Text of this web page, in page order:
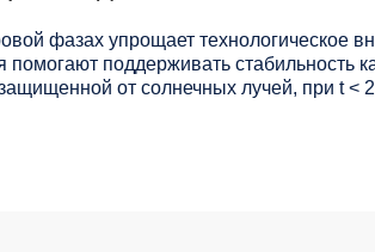
фазах упрощает технологическое
поддерживать стабильность
от солнечных лучей, при t <